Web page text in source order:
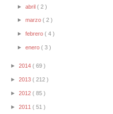
►abril( 2 )
►marzo( 2 )
►febrero( 4 )
►enero( 3 )
► 2014 ( 69 )
► 2013 ( 212 )
► 2012 ( 85 )
► 2011 ( 51 )